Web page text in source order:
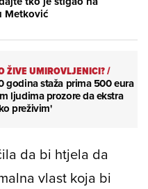
Metković
ŽIVE UMIROVLJENICI?/
godina staža prima 500 eura
ljudima prozore da ekstra
preživim'
da bi htjela da
vlast koja bi